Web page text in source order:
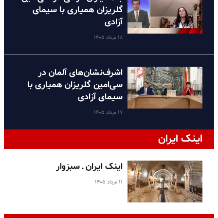
گلریزان همیاری با سیمای
آزادی
۱۸ مرداد ۱۴۰۵
اشرف‌نشان‌های آلمان در
سی‌امین گلریزان همیاری با
سیمای آزادی
۱۷ مرداد ۱۴۰۵
اینک ایران
اینک ایران ـ سبزوار
۱۱ مرداد ۱۴۰۵